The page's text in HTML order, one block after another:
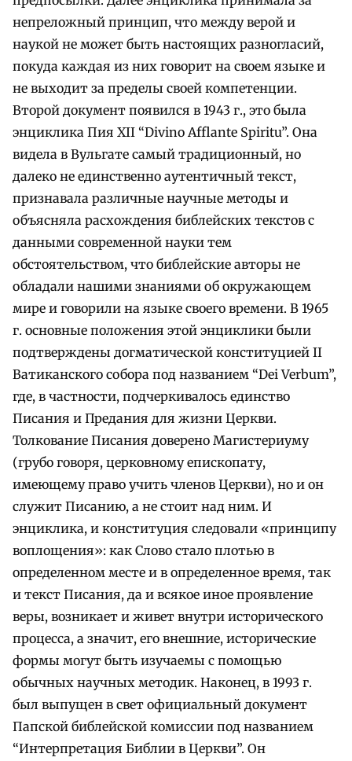
непреложный принцип, что между верой и
наукой не может быть настоящих разногласий,
покуда каждая из них говорит на своем языке и
не выходит за пределы своей компетенции.
Второй документ появился в 1943 г., это была
энциклика Пия XII “Divino Afflante Spiritu”. Она
видела в Вульгате самый традиционный, но
далеко не единственно аутентичный текст,
признавала различные научные методы и
объясняла расхождения библейских текстов с
данными современной науки тем
обстоятельством, что библейские авторы не
обладали нашими знаниями об окружающем
мире и говорили на языке своего времени. В 1965
г. основные положения этой энциклики были
подтверждены догматической конституцией II
Ватиканского собора под названием “Dei Verbum”,
где, в частности, подчеркивалось единство
Писания и Предания для жизни Церкви.
Толкование Писания доверено Магистериуму
(грубо говоря, церковному епископату,
имеющему право учить членов Церкви), но и он
служит Писанию, а не стоит над ним. И
энциклика, и конституция следовали «принципу
воплощения»: как Слово стало плотью в
определенном месте и в определенное время, так
и текст Писания, да и всякое иное проявление
веры, возникает и живет внутри исторического
процесса, а значит, его внешние, исторические
формы могут быть изучаемы с помощью
обычных научных методик. Наконец, в 1993 г.
был выпущен в свет официальный документ
Папской библейской комиссии под названием
“Интерпретация Библии в Церкви”. Он